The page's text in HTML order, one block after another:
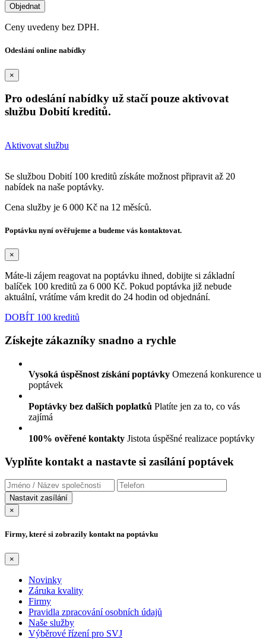
Ceny uvedeny bez DPH.
Odeslání online nabídky
×
Pro odeslání nabídky už stačí pouze aktivovat
službu Dobití kreditů.
Aktivovat službu
Se službou Dobití 100 kreditů získáte možnost připravit až 20
nabídek na naše poptávky.
Cena služby je 6 000 Kč na 12 měsíců.
Poptávku nyní ověřujeme a budeme vás kontaktovat.
×
Máte-li zájem reagovat na poptávku ihned, dobijte si základní
balíček 100 kreditů za 6 000 Kč. Pokud poptávka již nebude
aktuální, vrátíme vám kredit do 24 hodin od objednání.
DOBÍT 100 kreditů
Získejte zákazníky snadno a rychle
Vysoká úspěšnost získání poptávky Omezená konkurence u
poptávek
Poptávky bez dalších poplatků Platíte jen za to, co vás
zajímá
100% ověřené kontakty Jistota úspěšné realizace poptávky
Vyplňte kontakt a nastavte si zasílání poptávek
×
Firmy, které si zobrazily kontakt na poptávku
×
Novinky
Záruka kvality
Firmy
Pravidla zpracování osobních údajů
Naše služby
Výběrové řízení pro SVJ